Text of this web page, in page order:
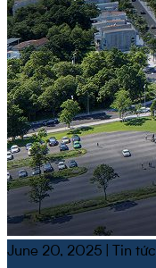
June 20, 2025 | Tin tức